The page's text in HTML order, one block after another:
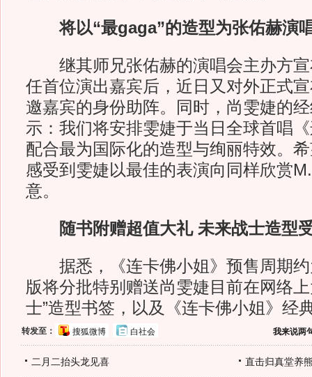
将以“最gaga”的造型为张佑赫演
继其师兄张佑赫的演唱会主办方宣
任首位演出嘉宾后，近日又对外正式
邀嘉宾的身份助阵。同时，尚雯婕的
示：我们将安排雯婕于当日全球首唱
配合最为国际化的造型与绚丽特效。
感受到雯婕以最佳的表演向同样欣赏
意。
随书附赠超值大礼 未来战士造型
据悉，《连卡佛小姐》预售周期约
版将分批特别赠送尚雯婕目前在网络
士”造型书签，以及《连卡佛小姐》经
转发至： 搜狐微博 白社会 我来说两
二月二抬头龙见喜 直击归真堂养